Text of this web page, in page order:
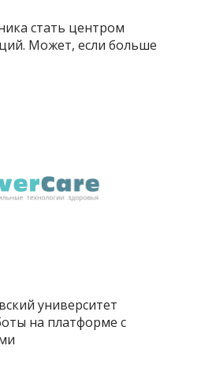
стать центром
Может, если больше
университет
на платформе с